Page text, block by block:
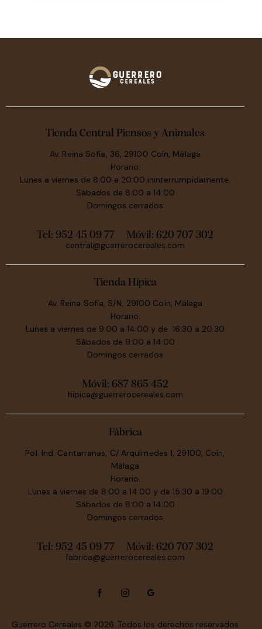
Tienda Central Piensos y Animales
Av. Reina Sofía, 36, 29100 Coín, Málaga
Horario:
Lunes a viernes de 8:00 a 20:00 ininterrumpidamente.
Sábados de 8:00 a 14:00
Domingos cerrados
Tel: 952 45 09 77 Móvil: 620 707 302
central@guerrerocereales.com
Tienda Hípica
Av. Reina Sofía, S/N, 29100 Coín, Málaga
Horario:
Lunes a viernes de 9:00 a 14:00 y de 16:30 a 20:30
Sábados de 9:00 a 14:00
Domingos cerrados
Móvil: 687 865 452
hipica@guerrerocereales.com
Fábrica
Pol. Ind. Cantarranas, C/ Arquímedes 1, 29100, Coín,
Málaga
Horario:
Lunes a viernes de 8:00 a 14:00 y de 15:30 a 19:00
Sábados de 8:00 a 14:00
Domingos cerrados
Tel: 952 45 09 77 Móvil: 620 707 302
fabrica@guerrerocereales.com
Guerrero Cereales © 2026. Todos los derechos reservados